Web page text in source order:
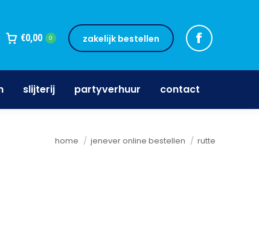
€0,00 0 zakelijk bestellen
slijterij partyverhuur contact
Je bent hier:
home jenever online bestellen rutte